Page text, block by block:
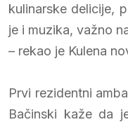
kulinarske delicije,
je i muzika, važno
– rekao je Kulena
Prvi rezidentni
Bačinski kaže da